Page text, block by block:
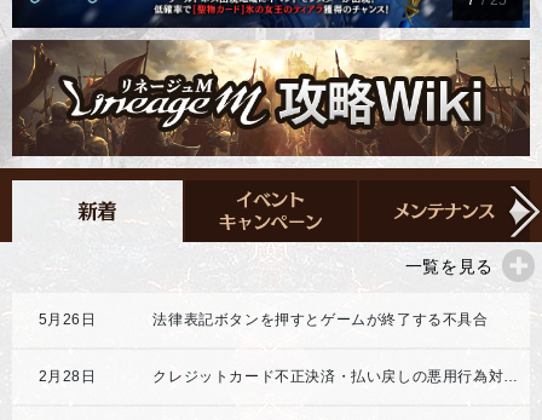
一覧を見る
5月26日 法律表記ボタンを押すとゲームが終了する不具合
2月28日